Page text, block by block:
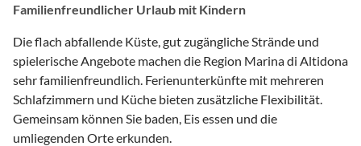
Familienfreundlicher Urlaub mit Kindern
Die flach abfallende Küste, gut zugängliche Strände und
spielerische Angebote machen die Region Marina di Altidona
sehr familienfreundlich. Ferienunterkünfte mit mehreren
Schlafzimmern und Küche bieten zusätzliche Flexibilität.
Gemeinsam können Sie baden, Eis essen und die
umliegenden Orte erkunden.